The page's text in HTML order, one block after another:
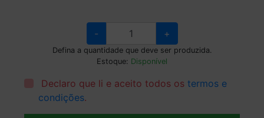
- +
Defina a quantidade que deve ser produzida.
Estoque: Disponível
Declaro que li e aceito todos ostermos e
condições.